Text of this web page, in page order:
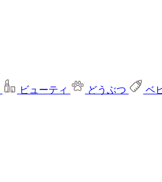
ビューティ どうぶつ ベ